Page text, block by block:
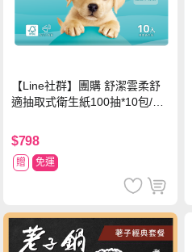
【Line社群】團購 舒潔雲柔舒
適抽取式衛生紙100抽*10包/6
$798
贈 免運